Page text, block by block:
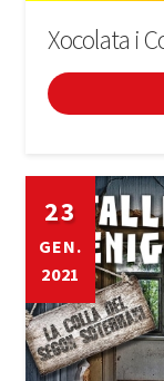
Xocolata i
23
GEN.
2021